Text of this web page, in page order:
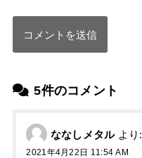
5件のコメント
ななしメタル より:
2021年4月22日 11:54 AM